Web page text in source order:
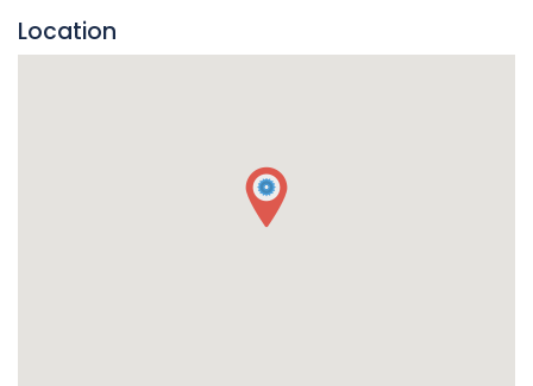
Location